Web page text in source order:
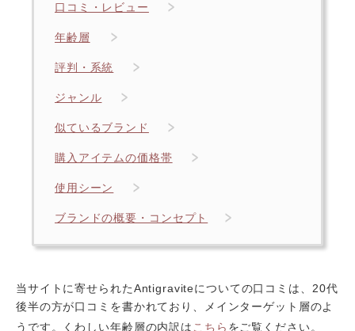
口コミ・レビュー
年齢層
評判・系統
ジャンル
似ているブランド
購入アイテムの価格帯
使用シーン
ブランドの概要・コンセプト
当サイトに寄せられたAntigraviteについての口コミは、20代
後半の方が口コミを書かれており、メインターゲット層のよ
うです。くわしい年齢層の内訳は こちら をご覧ください。